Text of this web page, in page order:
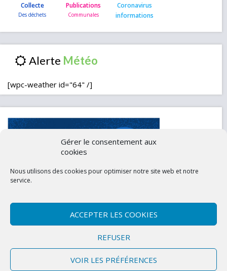
Gérer le consentement aux
cookies
Nous utilisons des cookies pour optimiser notre site web et notre
service.
ACCEPTER LES COOKIES
REFUSER
VOIR LES PRÉFÉRENCES
Collecte Publications
Coronavirus
informations
Alerte
[wpc-weather id="64" /]
Politique de confidentialité (UE)
Copyright © 2026 Marly-la-Ville Site conçu et développé par l'Union des